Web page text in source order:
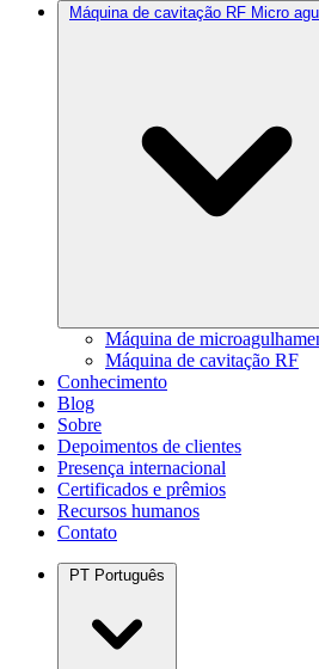
Máquina de cavitação RF Micro
Máquina de
Máquina de cavitação RF
Conhecimento
Blog
Sobre
Depoimentos de clientes
Presença internacional
Certificados e prêmios
Recursos humanos
Contato
PT Português